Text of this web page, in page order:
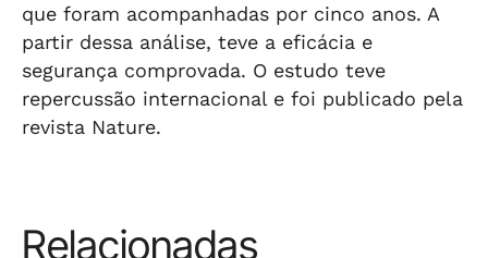
que foram acompanhadas por cinco anos. A
partir dessa análise, teve a eficácia e
segurança comprovada. O estudo teve
repercussão internacional e foi publicado pela
revista Nature.
Relacionadas